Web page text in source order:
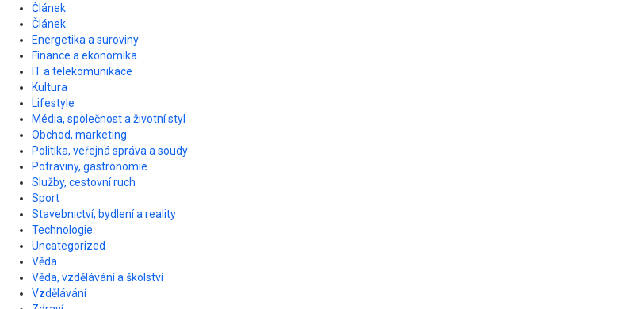
Článek
Článek
Energetika a suroviny
Finance a ekonomika
IT a telekomunikace
Kultura
Lifestyle
Média, společnost a životní styl
Obchod, marketing
Politika, veřejná správa a soudy
Potraviny, gastronomie
Služby, cestovní ruch
Sport
Stavebnictví, bydlení a reality
Technologie
Uncategorized
Věda
Věda, vzdělávání a školství
Vzdělávání